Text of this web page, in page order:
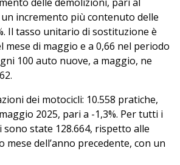
incremento più contenuto delle
Il tasso unitario di sostituzione è
mese di maggio e a 0,66 nel periodo
100 auto nuove, a maggio, ne
dei motocicli: 10.558 pratiche,
2025, pari a -1,3%. Per tutti i
sono state 128.664, rispetto alle
mese dell’anno precedente, con un